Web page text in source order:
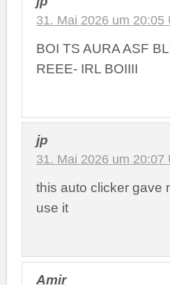
31. Mai 2026 um 20:05
BOI TS AURA ASF
REEE- IRL BOIIII
jp
31. Mai 2026 um 20:07
this auto clicker gave
use it
Amir